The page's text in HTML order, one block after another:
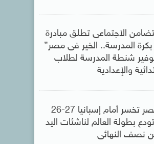
الاجتماعى تطلق مبادرة
المدرسة.. الخير فى مصر”
شنطة المدرسة لطلاب
والإعدادية
مصر تخسر أمام إسبانيا 27-26
بطولة العالم لناشئات اليد
نصف النهائى